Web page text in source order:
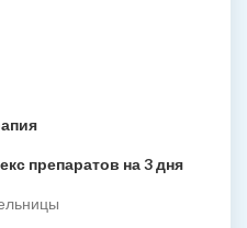
препаратов на 3 дня